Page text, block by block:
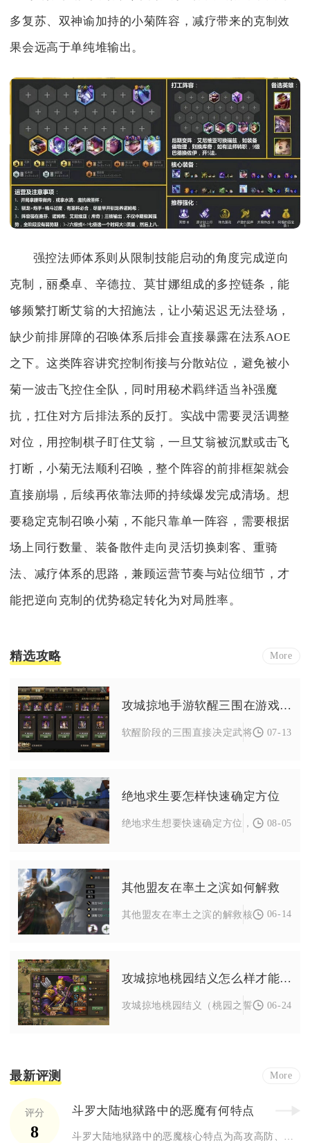
多复苏、双神谕加持的小菊阵容，减疗带来的克制效
果会远高于单纯堆输出。
强控法师体系则从限制技能启动的角度完成逆向
克制，丽桑卓、辛德拉、莫甘娜组成的多控链条，能
够频繁打断艾翁的大招施法，让小菊迟迟无法登场，
缺少前排屏障的召唤体系后排会直接暴露在法系AOE
之下。这类阵容讲究控制衔接与分散站位，避免被小
菊一波击飞控住全队，同时用秘术羁绊适当补强魔
抗，扛住对方后排法系的反打。实战中需要灵活调整
对位，用控制棋子盯住艾翁，一旦艾翁被沉默或击飞
打断，小菊无法顺利召唤，整个阵容的前排框架就会
直接崩塌，后续再依靠法师的持续爆发完成清场。想
要稳定克制召唤小菊，不能只靠单一阵容，需要根据
场上同行数量、装备散件走向灵活切换刺客、重骑
法、减疗体系的思路，兼顾运营节奏与站位细节，才
能把逆向克制的优势稳定转化为对局胜率。
精选攻略 More
攻城掠地手游软醒三围在游戏中有何作用
软醒阶段的三围直接决定武将觉醒触发概
07-13
绝地求生要怎样快速确定方位
绝地求生想要快速确定方位，需要罗盘刻
08-05
其他盟友在率土之滨如何解救
其他盟友在率土之滨的解救核心是同盟成
06-14
攻城掠地桃园结义怎么样才能开始
攻城掠地桃园结义（桃园之誓）需满足三
06-24
最新评测 More
评分
8
斗罗大陆地狱路中的恶魔有何特点
斗罗大陆地狱路中的恶魔核心特点为高攻高防、自带强力回复与反制...